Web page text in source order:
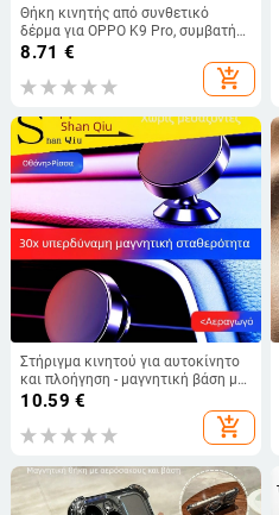
Θήκη κινητής από συνθετικό
δέρμα για OPPO K9 Pro, συμβατή
με Reno11 Pro/9/8 Pro,
γυαλισμένος μινιμαλιστικός
σχεδιασμός για Reno4/5 Pro –
8.71 €
add_shopping_cart
Στήριγμα κινητού για αυτοκίνητο
και πλοήγηση - μαγνητική βάση με
360° περιστροφή, αλουμινένιο
συμβατότητα αυτοκινήτου
10.59 €
add_shopping_cart